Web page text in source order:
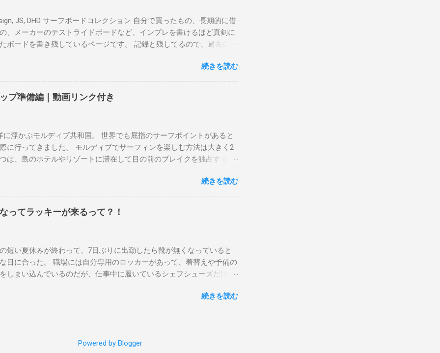
JS, DHD サーフボードコレクション 自分で買ったもの、長期的に借
、メーカーのテストライドボードなど、インプレを書けるほど真剣に
ボードを書き残しているページです。 記録と残してるので、過去のボ
に乗って、サーフィンの世界にどっぷり浸かりたいですね。 追記 一番
古いボードで最新ボードは一番最後になります。 ホーム バーレー
マーメイドビーチ 最もロングライドしてきたポイント スナッパー、
ーベイ、グリーンマウント、クーリービーチ、キラ、レノックスヘッ
ャンロードの崖下、メンタワイ、 身長 170cm 体重 66kg（2018年ま
(2020年）68.5㎏（2023年）68.5kg （2025年） スタンス ナチュラル
1 5'10"×18'3/8×2'3/16 Glassing Team 4×4 Extra Toe patch FCS
5' 3"×18'5/8"×2'1/4" Round tail24.9L Firewire Tomo surfboard EVO 5′
4″ 24.5L Rocket Ace Surfboard Bumtail-Catfish 5'5"× 20'1/2 ×2'5/8
続きを読む
プ準備編｜動画リンク付き
に浮かぶモルディブ共和国。 世界でも屈指のサーフポイントがあると
に行ってきました。 モルディブでサーフィンを楽しむ方法は大きく2
は、島のホテルやリゾートに滞在して目の前のブレイクを独占するス
トトリップで、時間と空間の贅沢を存分に味わってきました。 まずは動
ださい。 日本からモルディブまでのアクセス 今回のサーフトリップ
ィン系YouTubeチャンネル「よういちチャンネルSpirit Kooks」と、国
フトリップ専門旅行会社「Geekoutトラベル」さんとのコラボ企画と
ウンター。 今回はスリランカ航空を利用し、スリランカ・コロンボ空
えてモルディブのマレ空港へ向かいました。 預け荷物は30kgまで ス
空では30kgまで無料で預けられ、サーフボードの追加料金もなし。 シ
シュタッパー（モルディブは水温が高いためウェット不要）、フィン、
にオンラインで「IMUGA（イムガ）」の申請が必要です。 フライト出発
続きを読む
ってラッキーが来るって？！
短い夏休みが終わって、7日ぶりに出勤したら靴が無くなっていると
目に合った。 職場には自分専用のロッカーがあって、着替えや予備の
しまい込んでいるのだが、仕事中に履いているシェフシューズだけは
チンで使った靴をロッカーの中には入れたくないのはみんな同じなの
シェフシューズは業務用で、必ず着用しなければならないと決まってい
続きを読む
Powered by Blogger